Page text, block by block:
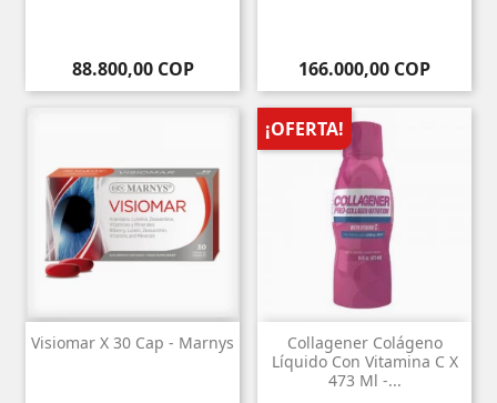
Precio
88.800,00 COP Precio
166.000,00 COP
Visiomar X 30 Cap - Marnys
Collagener Colágeno
Líquido Con Vitamina C X
473 Ml -...
¡OFERTA!